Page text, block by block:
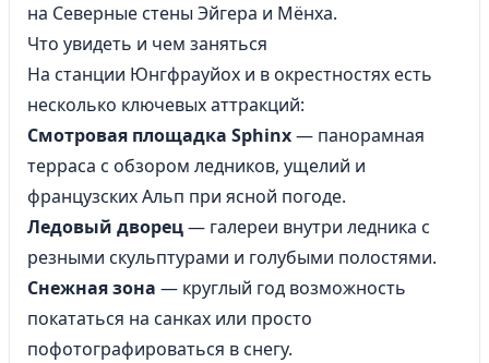
на Северные стены Эйгера и Мёнха.
Что увидеть и чем заняться
На станции Юнгфрауйох и в окрестностях есть
несколько ключевых аттракций:
Смотровая площадка Sphinx— панорамная
терраса с обзором ледников, ущелий и
французских Альп при ясной погоде.
Ледовый дворец— галереи внутри ледника с
резными скульптурами и голубыми полостями.
Снежная зона — круглый год возможность
покататься на санках или просто
пофотографироваться в снегу.